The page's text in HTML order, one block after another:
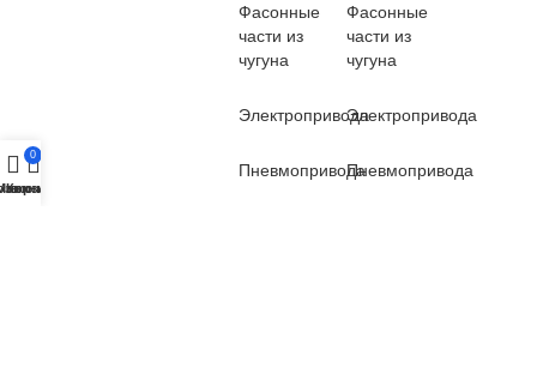
Фасонные
части из
чугуна
Электропривода
Пневмопривода
Фасонные
части из
чугуна
Электропривода
Пневмопривода
0
Корзина